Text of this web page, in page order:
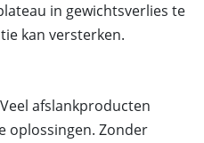
in gewichtsverlies te
kan versterken.
afslankproducten
oplossingen. Zonder